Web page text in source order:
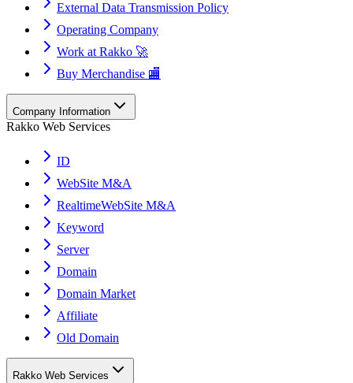
External Data Transmission Policy
Operating Company
Work at Rakko 🚀
Buy Merchandise 🏬
Company Information
Rakko Web Services
ID
WebSite M&A
RealtimeWebSite M&A
Keyword
Server
Domain
Domain Market
Affiliate
Old Domain
Rakko Web Services